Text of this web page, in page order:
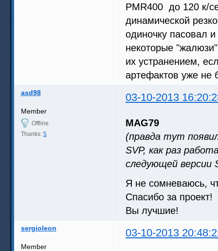
PMR400 до 120 к/
динамической
одиночку пасовал
некоторые
их устранением,
артефактов уже не
asd98 03-10-2013
Member
Offline
Thanks: 5
MAG79
(правда тут
SVP, как раз
следующей версии
Я не сомневаюсь,
Спасибо за проект!
Вы лучшие!
sergioleon 03-10-2013
Member